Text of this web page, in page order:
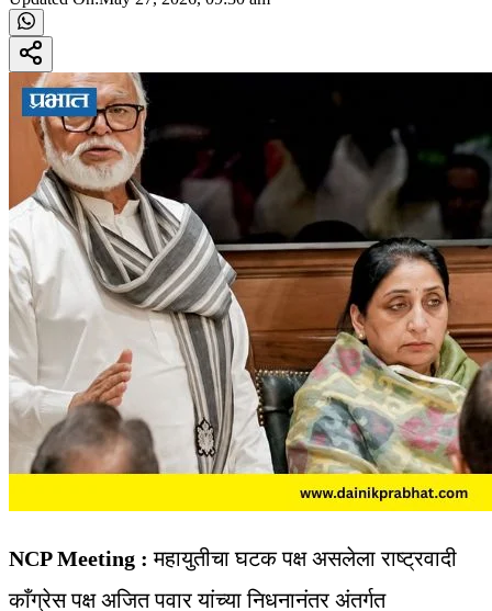
NCP Meeting : महायुतीचा घटक पक्ष असलेला राष्ट्रवादी
काँग्रेस पक्ष अजित पवार यांच्या निधनानंतर अंतर्गत